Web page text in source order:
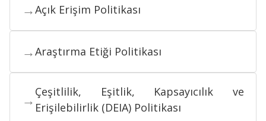
→Açık Erişim Politikası
→Araştırma Etiği Politikası
→ Çeşitlilik, Eşitlik, Kapsayıcılık ve
Erişilebilirlik (DEIA) Politikası